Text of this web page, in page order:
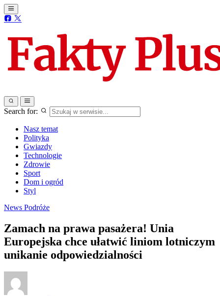
Search for:
Nasz temat
Polityka
Gwiazdy
Technologie
Zdrowie
Sport
Dom i ogród
Styl
News Podróże
Zamach na prawa pasażera! Unia
Europejska chce ułatwić liniom lotniczym
unikanie odpowiedzialności